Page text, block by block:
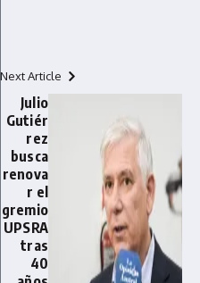
Next Article
Julio
Gutiér
rez
busca
renova
r el
gremio
UPSRA
tras
40